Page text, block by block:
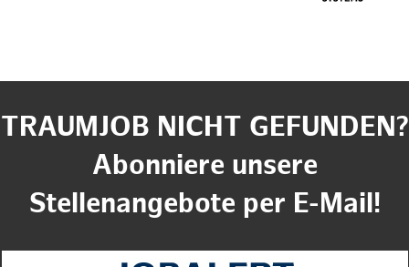
TRAUMJOB NICHT GEFUNDEN?
Abonniere unsere
Stellenangebote per E-Mail!